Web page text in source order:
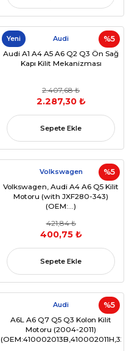
%5
Yeni Audi
Audi A1 A4 A5 A6 Q2 Q3 Ön Sağ
Kapı Kilit Mekanizması
2.407,68 ₺
2.287,30 ₺
Sepete Ekle
%5
Volkswagen
Volkswagen, Audi A4 A6 Q5 Kilit
Motoru (with JXF280-343)
(OEM:...)
421,84 ₺
400,75 ₺
Sepete Ekle
%5
Audi
A6L A6 Q7 Q5 Q3 Kolon Kilit
Motoru (2004-2011)